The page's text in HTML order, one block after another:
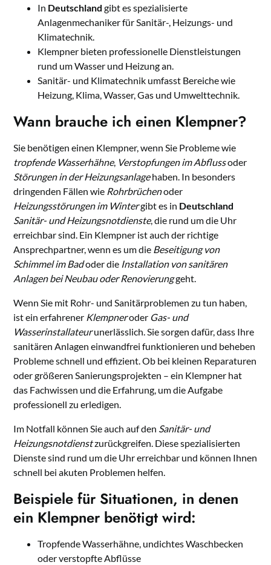
In Deutschland gibt es spezialisierte
Anlagenmechaniker für Sanitär-, Heizungs- und
Klimatechnik.
Klempner bieten professionelle Dienstleistungen
rund um Wasser und Heizung an.
Sanitär- und Klimatechnik umfasst Bereiche wie
Heizung, Klima, Wasser, Gas und Umwelttechnik.
Wann brauche ich einen Klempner?
Sie benötigen einen Klempner, wenn Sie Probleme wie
tropfende Wasserhähne, Verstopfungen im Abflussoder
Störungen in der Heizungsanlagehaben. In besonders
dringenden Fällen wie Rohrbrüchenoder
Heizungsstörungen im Wintergibt es in Deutschland
Sanitär- und Heizungsnotdienste, die rund um die Uhr
erreichbar sind. Ein Klempner ist auch der richtige
Ansprechpartner, wenn es um die Beseitigung von
Schimmel im Badoder die Installation von sanitären
Anlagen bei Neubau oder Renovierunggeht.
Wenn Sie mit Rohr- und Sanitärproblemen zu tun haben,
ist ein erfahrener Klempneroder Gas- und
Wasserinstallateurunerlässlich. Sie sorgen dafür, dass Ihre
sanitären Anlagen einwandfrei funktionieren und beheben
Probleme schnell und effizient. Ob bei kleinen Reparaturen
oder größeren Sanierungsprojekten – ein Klempner hat
das Fachwissen und die Erfahrung, um die Aufgabe
professionell zu erledigen.
Im Notfall können Sie auch auf den Sanitär- und
Heizungsnotdienstzurückgreifen. Diese spezialisierten
Dienste sind rund um die Uhr erreichbar und können Ihnen
schnell bei akuten Problemen helfen.
Beispiele für Situationen, in denen
ein Klempner benötigt wird:
Tropfende Wasserhähne, undichtes Waschbecken
oder verstopfte Abflüsse